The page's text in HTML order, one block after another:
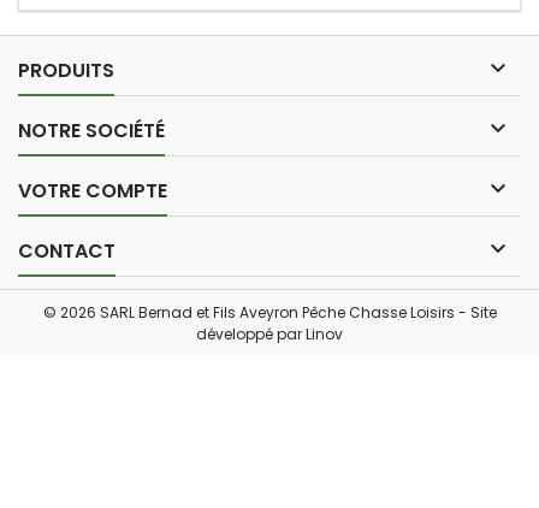
PRODUITS 
NOTRE SOCIÉTÉ 
VOTRE COMPTE 
CONTACT 
© 2026 SARL Bernad et Fils Aveyron Pêche Chasse Loisirs - Site
développé parLinov